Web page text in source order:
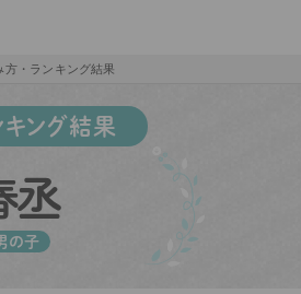
方・ランキング結果
ング結果
丞
の子